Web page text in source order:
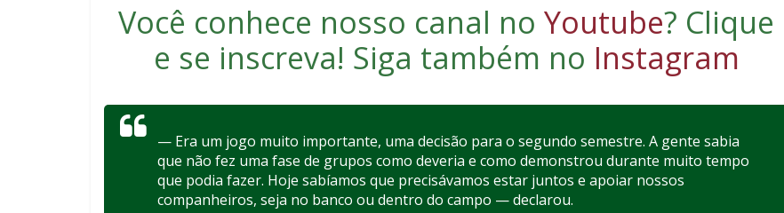
Você conhece nosso canal no Youtube? Clique
e se inscreva! Siga também no Instagram
— Era um jogo muito importante, uma decisão para o segundo semestre. A gente sabia
que não fez uma fase de grupos como deveria e como demonstrou durante muito tempo
que podia fazer. Hoje sabíamos que precisávamos estar juntos e apoiar nossos
companheiros, seja no banco ou dentro do campo — declarou.